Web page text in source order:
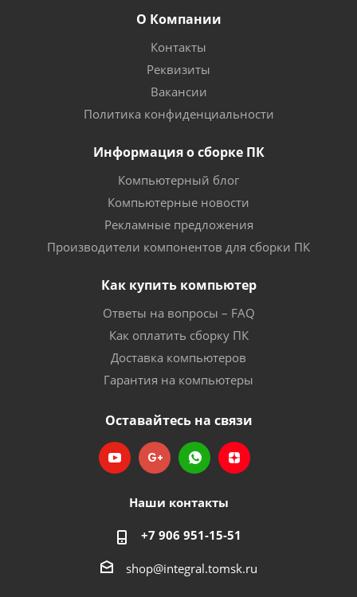
О Компании
Контакты
Реквизиты
Вакансии
Политика конфиденциальности
Информация о сборке ПК
Компьютерный блог
Компьютерные новости
Рекламные предложения
Производители компонентов для сборки ПК
Как купить компьютер
Ответы на вопросы – FAQ
Как оплатить сборку ПК
Доставка компьютеров
Гарантия на компьютеры
Оставайтесь на связи
Наши контакты
+7 906 951-15-51
shop@integral.tomsk.ru